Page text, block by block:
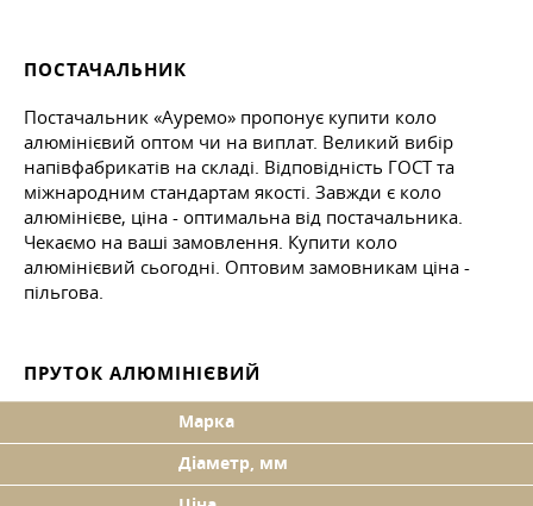
ПОСТАЧАЛЬНИК
Постачальник «Ауремо» пропонує купити коло
алюмінієвий оптом чи на виплат. Великий вибір
напівфабрикатів на складі. Відповідність ГОСТ та
міжнародним стандартам якості. Завжди є коло
алюмінієве, ціна - оптимальна від постачальника.
Чекаємо на ваші замовлення. Купити коло
алюмінієвий сьогодні. Оптовим замовникам ціна -
пільгова.
ПРУТОК АЛЮМІНІЄВИЙ
Марка
Діаметр, мм